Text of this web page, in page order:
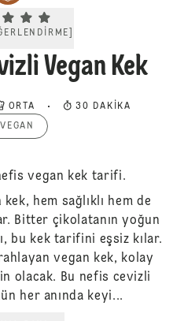
Current rating 5.0. Click to rate.
Vegan Kek
ORTA 30 DAKIKA
VEGAN
vegan kek tarifi.
hem sağlıklı hem de
Bitter çikolatanın yoğun
bu kek tarifini eşsiz kılar.
vegan kek, kolay
olacak. Bu nefis cevizli
her anında keyi...